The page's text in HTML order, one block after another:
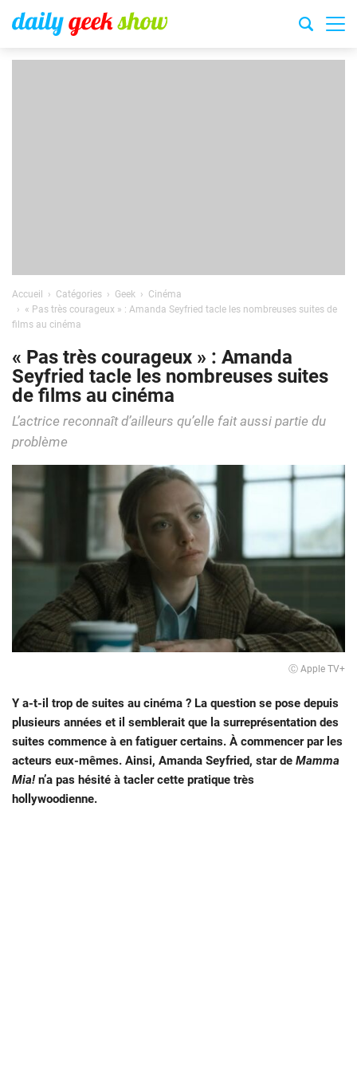
Accueil Catégories Geek
Cinéma
« Pas très courageux » : Amanda Seyfried tacle les nombreuses suites de
films au cinéma
« Pas très courageux » : Amanda
Seyfried tacle les nombreuses suites
de films au cinéma
L’actrice reconnaît d’ailleurs qu’elle fait aussi partie du
problème
Ⓒ Apple TV+
Y a-t-il trop de suites au cinéma ? La question se pose depuis
plusieurs années et il semblerait que la surreprésentation des
suites commence à en fatiguer certains. À commencer par les
acteurs eux-mêmes. Ainsi, Amanda Seyfried, star de Mamma
Mia!n’a pas hésité à tacler cette pratique très
hollywoodienne.